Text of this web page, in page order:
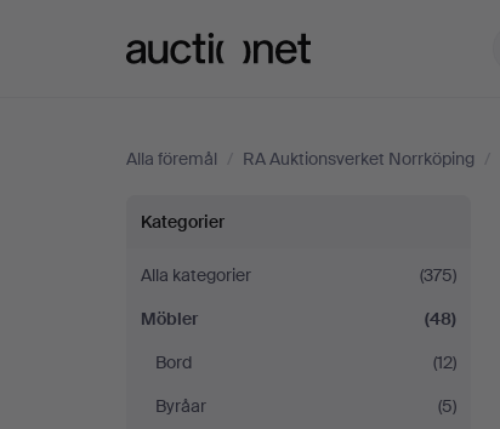
Alla föremål / RA Auktionsverket Norrköping /
Möbler
på
RA
Auktionsverket
Kategorier
Alla kategorier
(375)
Möbler
(48)
Bord
(12)
Byråar
(5)